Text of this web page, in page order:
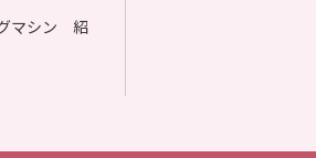
マシン 紹